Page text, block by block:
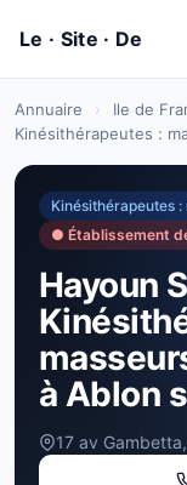
Annuaire › Ile de
Kinésithérapeutes :
Kinésithérapeutes
● Établissement
Hayoun
à Ablon
17 av